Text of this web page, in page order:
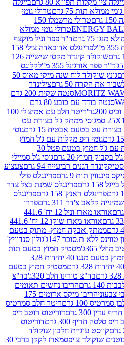
תפו"א 80 גרם
בייגלה
גרם
טרולי גומי
טרולי מרשמלו 150
טרולי גומי ממולא
ד"ר פפר וניל מוקצף
פרינגלס אדובאדה צילי 158
שוקולד קינדר מקסי שישייה 126
355 מ"ל
קלוגס
גונץ שוקולד לוח שנה מיקי מאוס 50
צילינדר
סנטה שקית 200 גרם
סנטה בודד עם כובע 80 גרם
ריטר חלב עם אמיצ'לי 100
ממתק ג'ל בצורת עט
אבטיח 15 גרם
גוסי
דיפ מקלות עם ג'ל חמוץ
גומי דיפ מקלות עם ג'ל חמוץ בטעם פטל 30
גרם
גוסי ג'ל סמיילי
רביעייה 94 גרם
צעצוע
גרם
פרינגלס פילי
פרינגלס שמנת בצל צדר
158 גרם
פרינגלס
311 גרם
פררו
אוראו מארז וניל 12 יח' 441.6
אוראו מארז שוקו 12 יח' 441.6
חמוץ- מתוק בטעם
147ג'
גולון סנדוויץ'
מסטיק חמוץ בטעם תות
מסטיק חמוץ בטעם מנגו 40 יחידות 328
מסטיק חמוץ בטעם
טורינו חלב 320ג'
בד"צ
הריבו נחשים תאומים
הריבו מיקס אדומים 175
ריטר חלב סמרטיס
דוריטוס רוטב דיפ
גרם
דוריטוס
חלבון שוקולד
צ'יפס
מארז לקקן ברבי 30